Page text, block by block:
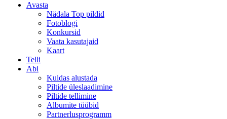
Avasta
Nädala Top pildid
Fotoblogi
Konkursid
Vaata kasutajaid
Kaart
Telli
Abi
Kuidas alustada
Piltide üleslaadimine
Piltide tellimine
Albumite tüübid
Partnerlusprogramm